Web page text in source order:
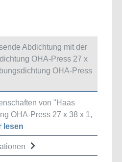
Abdichtung mit der
OHA-Press 27 x
OHA-Press
von "Haas
OHA-Press 27 x 38 x 1,
lesen